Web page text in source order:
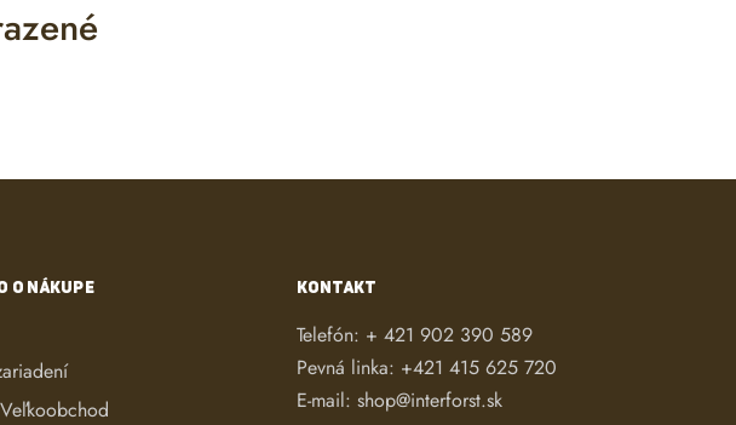
O NÁKUPE KONTAKT
Telefón: + 421 902 390 589
Pevná linka: +421 415 625 720
E-mail: shop@interforst.sk